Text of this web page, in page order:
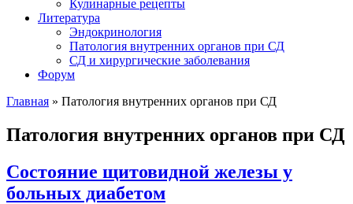
Кулинарные рецепты
Литература
Эндокринология
Патология внутренних органов при СД
СД и хирургические заболевания
Форум
Главная » Патология внутренних органов при СД
Патология внутренних органов при СД
Состояние щитовидной железы у
больных диабетом